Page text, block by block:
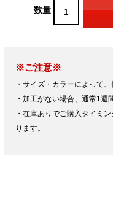
数量
※ご注意※
・サイズ・カラーによって
・加工がない場合、通常1週
・在庫ありでご購入タイミ
ります。